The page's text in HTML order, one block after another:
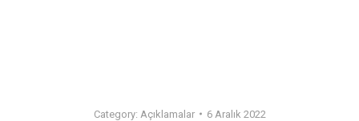
Category: Açıklamalar 6 Aralık 2022